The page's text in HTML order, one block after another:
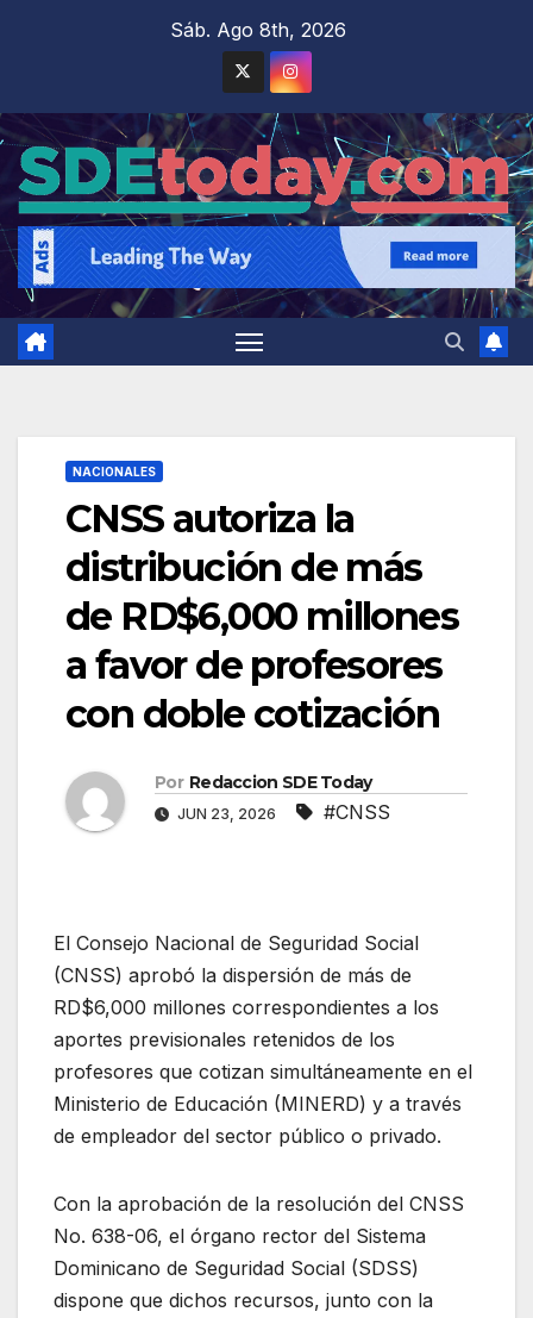
Sáb. Ago 8th, 2026
NACIONALES
CNSS autoriza la
distribución de más
de RD$6,000 millones
a favor de profesores
con doble cotización
Por Redaccion SDE Today
JUN 23, 2026 #CNSS
El Consejo Nacional de Seguridad Social
(CNSS) aprobó la dispersión de más de
RD$6,000 millones correspondientes a los
aportes previsionales retenidos de los
profesores que cotizan simultáneamente en el
Ministerio de Educación (MINERD) y a través
de empleador del sector público o privado.
Con la aprobación de la resolución del CNSS
No. 638-06, el órgano rector del Sistema
Dominicano de Seguridad Social (SDSS)
dispone que dichos recursos, junto con la